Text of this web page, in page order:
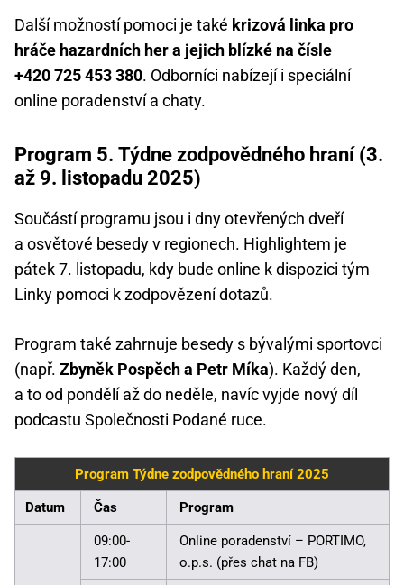
Další možností pomoci je také krizová linka pro
hráče hazardních her a jejich blízké na čísle
+420 725 453 380. Odborníci nabízejí i speciální
online poradenství a chaty.
Program 5. Týdne zodpovědného hraní (3.
až 9. listopadu 2025)
Součástí programu jsou i dny otevřených dveří
a osvětové besedy v regionech. Highlightem je
pátek 7. listopadu, kdy bude online k dispozici tým
Linky pomoci k zodpovězení dotazů.
Program také zahrnuje besedy s bývalými sportovci
(např. Zbyněk Pospěch a Petr Míka). Každý den,
a to od pondělí až do neděle, navíc vyjde nový díl
podcastu Společnosti Podané ruce.
Program Týdne zodpovědného hraní 2025
Datum Čas Program
09:00-
17:00
Online poradenství – PORTIMO,
o.p.s. (přes chat na FB)